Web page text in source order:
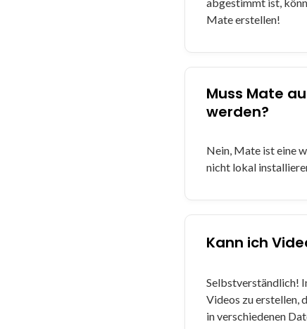
Mate erstellen!
Muss Mate
werden?
Nein, Mate ist eine
nicht lokal
Kann ich
Selbstverständlich!
Videos zu erstellen,
in verschiedenen